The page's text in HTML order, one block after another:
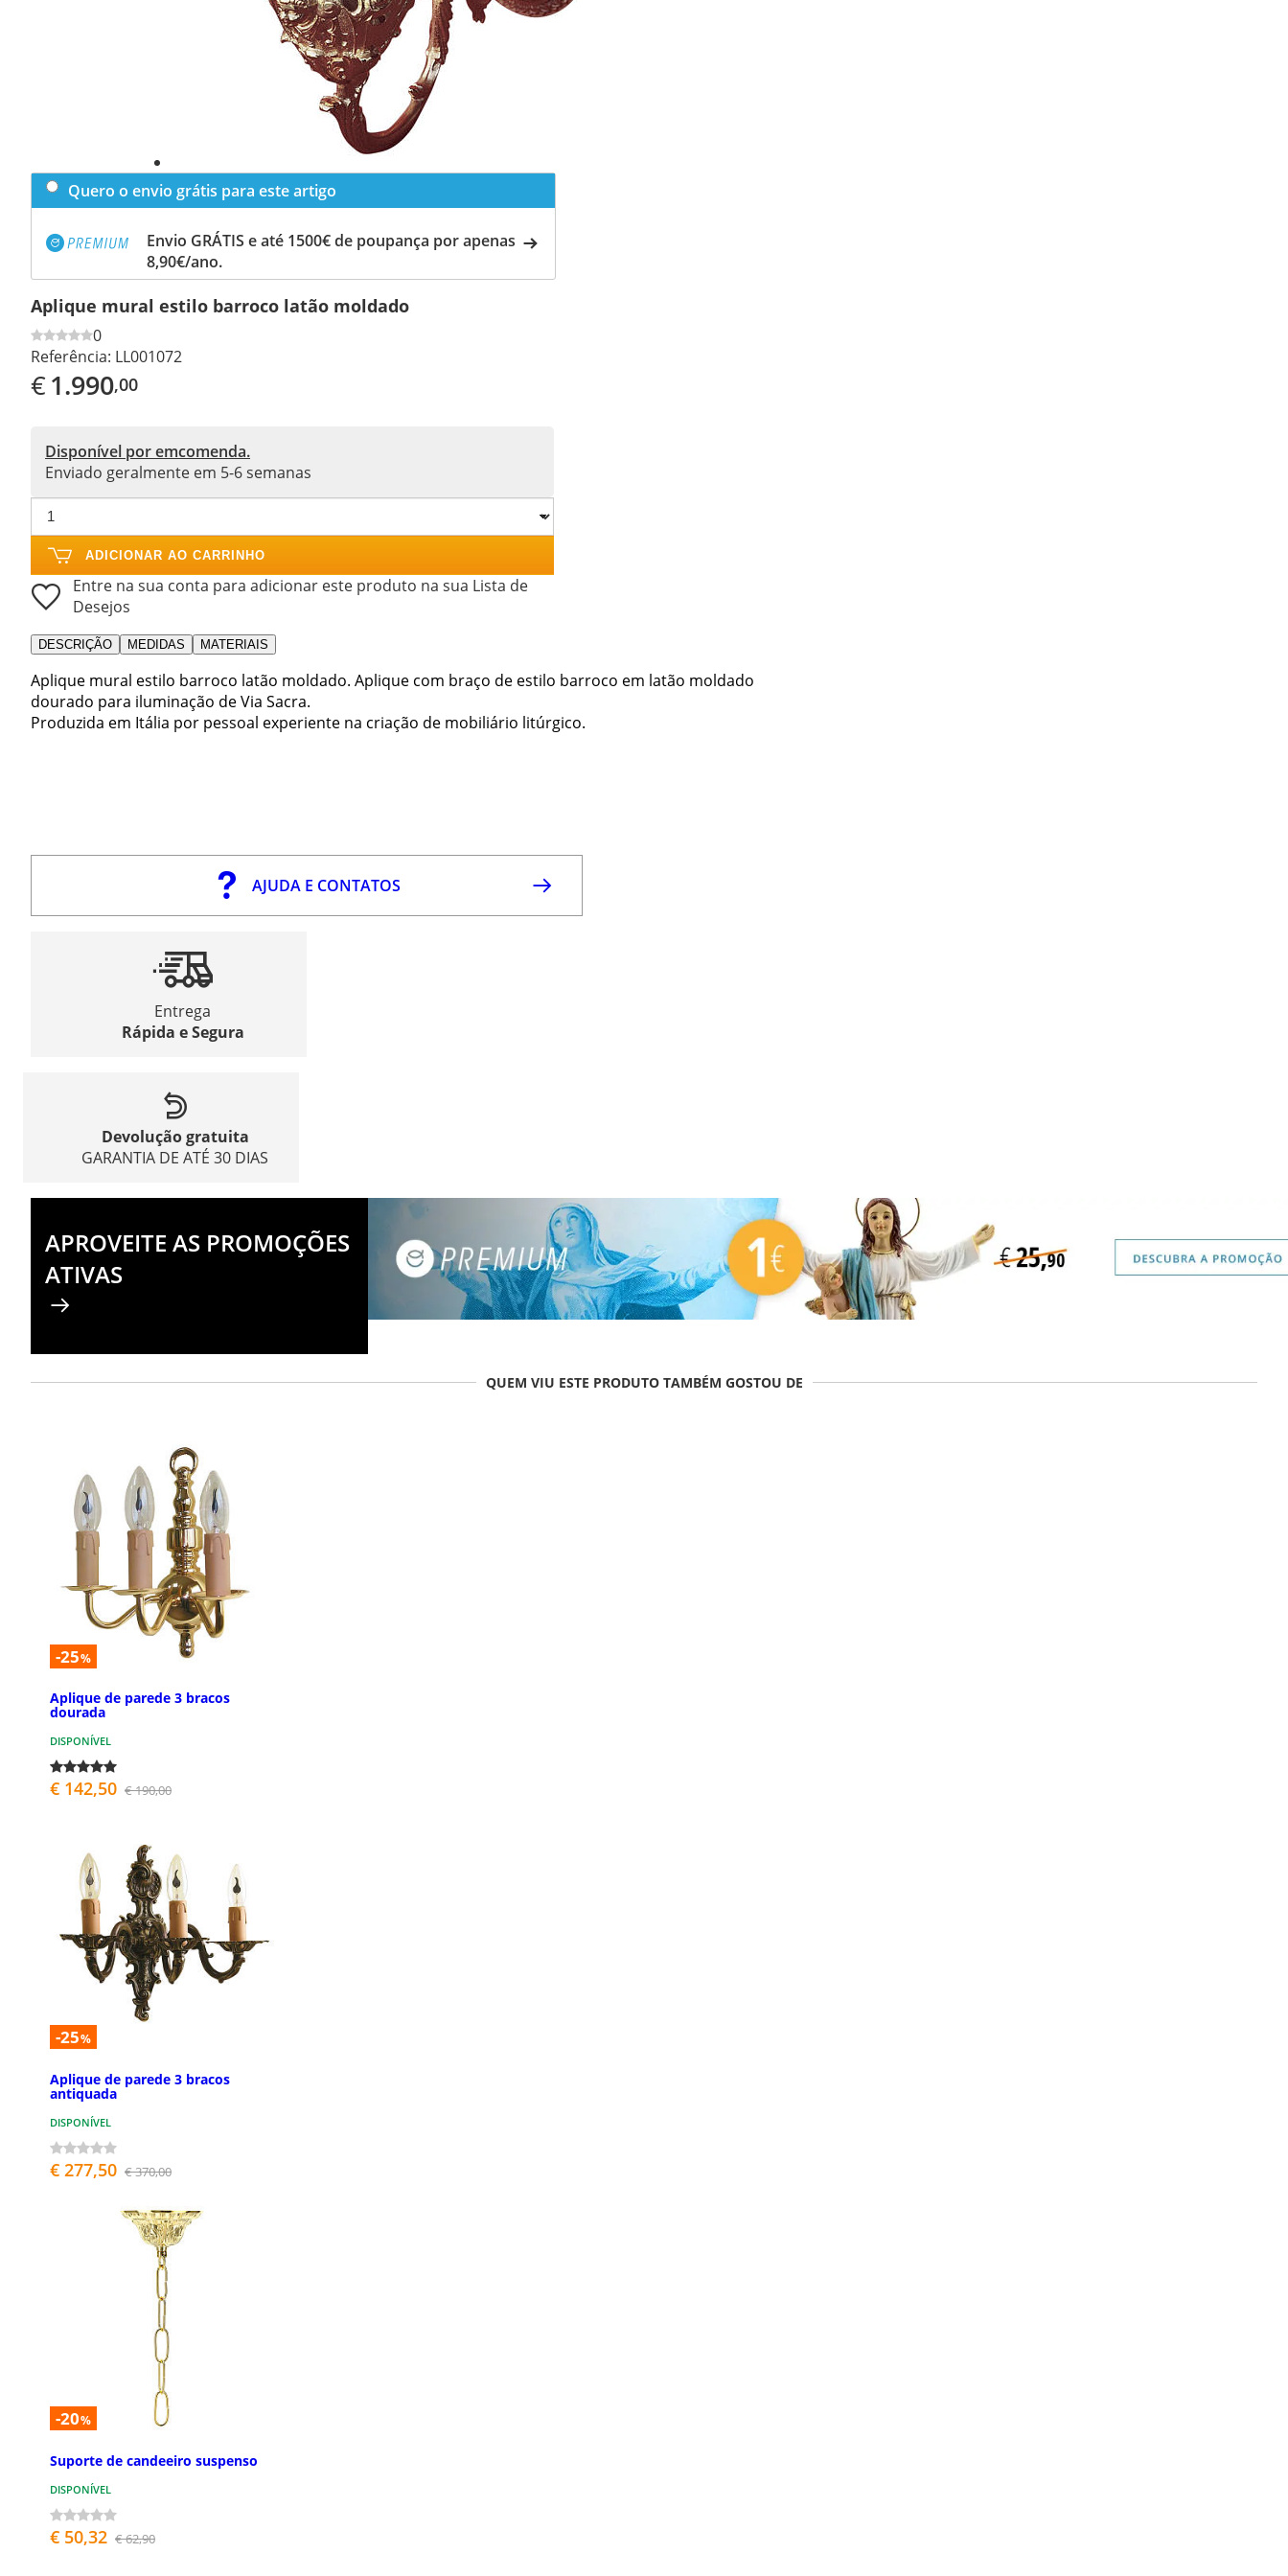
Quero o envio grátis para este artigo
Envio GRÁTIS e até 1500€ de poupança por apenas
8,90€/ano.
Aplique mural estilo barroco latão moldado
0
Referência: LL001072
€1.990,00
Disponível por emcomenda.
Enviado geralmente em 5-6 semanas
ADICIONAR AO CARRINHO
Entre na sua conta para adicionar este produto na sua Lista de
Desejos
DESCRIÇÃO MEDIDAS MATERIAIS
Aplique mural estilo barroco latão moldado. Aplique com braço de estilo barroco em latão moldado
dourado para iluminação de Via Sacra.
Produzida em Itália por pessoal experiente na criação de mobiliário litúrgico.
AJUDA E CONTATOS
Entrega
Rápida e Segura
Devolução gratuita
GARANTIA DE ATÉ 30 DIAS
APROVEITE AS PROMOÇÕES
ATIVAS
QUEM VIU ESTE PRODUTO TAMBÉM GOSTOU DE
-25%
Aplique de parede 3 bracos
dourada
DISPONÍVEL
€ 142,50 € 190,00
-25%
Aplique de parede 3 bracos
antiquada
DISPONÍVEL
€ 277,50 € 370,00
-20%
Suporte de candeeiro suspenso
DISPONÍVEL
€ 50,32 € 62,90